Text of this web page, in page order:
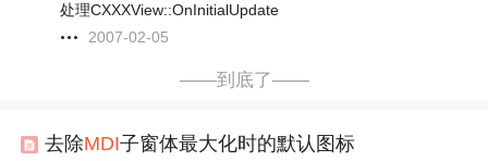
处理CXXXView::OnInitialUpdate
2007-02-05
——到底了——
去除MDI子窗体最大化时的默认图标